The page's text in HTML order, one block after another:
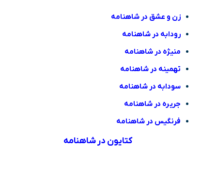
زن و عشق در شاهنامه
رودابه در شاهنامه
منیژه در شاهنامه
تهمینه در شاهنامه
سودابه در شاهنامه
جریره در شاهنامه
فرنگیس در شاهنامه
کتایون در شاهنامه